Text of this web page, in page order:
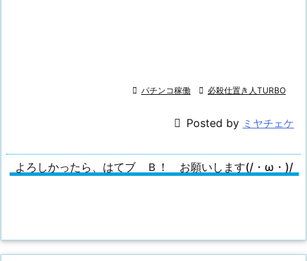
 パチンコ稼働  必殺仕置き人TURBO
 Posted by ミヤチェケ
よろしかったら、はてブ Ｂ！ お願いします(/・ω・)/